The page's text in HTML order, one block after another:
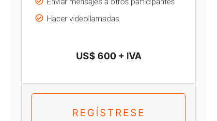
Hacer videollamadas
US$ 600 + IVA
REGÍSTRESE